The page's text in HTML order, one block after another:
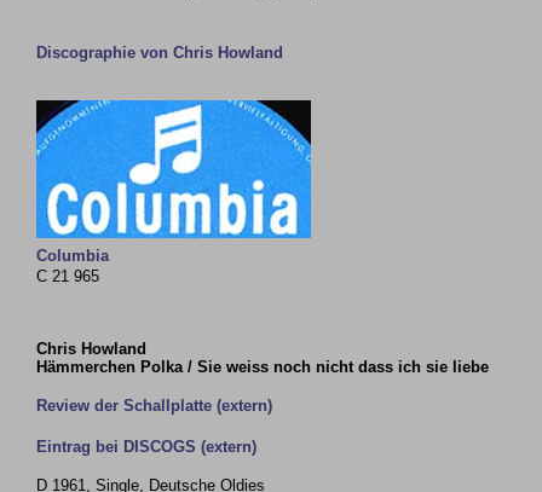
Discographie von Chris Howland
Columbia
C 21 965
Chris Howland
Hämmerchen Polka / Sie weiss noch nicht dass ich sie liebe
Review der Schallplatte (extern)
Eintrag bei DISCOGS (extern)
D 1961, Single, Deutsche Oldies